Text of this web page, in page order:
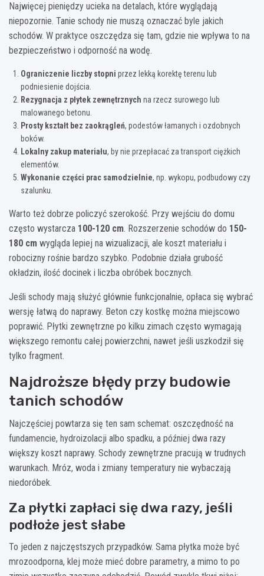
Najwięcej pieniędzy ucieka na detalach, które wyglądają
niepozornie. Tanie schody nie muszą oznaczać byle jakich
schodów. W praktyce oszczędza się tam, gdzie nie wpływa to na
bezpieczeństwo i odporność na wodę.
Ograniczenie liczby stopni przez lekką korektę terenu lub
podniesienie dojścia.
Rezygnacja z płytek zewnętrznych na rzecz surowego lub
malowanego betonu.
Prosty kształt bez zaokrągleń, podestów łamanych i ozdobnych
boków.
Lokalny zakup materiału, by nie przepłacać za transport ciężkich
elementów.
Wykonanie części prac samodzielnie, np. wykopu, podbudowy czy
szalunku.
Warto też dobrze policzyć szerokość. Przy wejściu do domu
często wystarcza 100-120 cm. Rozszerzenie schodów do 150-
180 cm wygląda lepiej na wizualizacji, ale koszt materiału i
robocizny rośnie bardzo szybko. Podobnie działa grubość
okładzin, ilość docinek i liczba obróbek bocznych.
Jeśli schody mają służyć głównie funkcjonalnie, opłaca się wybrać
wersję łatwą do naprawy. Beton czy kostkę można miejscowo
poprawić. Płytki zewnętrzne po kilku zimach często wymagają
większego remontu całej powierzchni, nawet jeśli uszkodził się
tylko fragment.
Najdroższe błędy przy budowie
tanich schodów
Najczęściej powtarza się ten sam schemat: oszczędność na
fundamencie, hydroizolacji albo spadku, a później dwa razy
większy koszt naprawy. Schody zewnętrzne pracują w trudnych
warunkach. Mróz, woda i zmiany temperatury nie wybaczają
niedoróbek.
Za płytki zapłaci się dwa razy, jeśli
podłoże jest słabe
To jeden z najczęstszych przypadków. Sama płytka może być
mrozoodporna, klej może mieć dobre parametry, a mimo to po